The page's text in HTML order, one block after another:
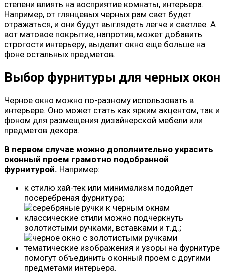
степени влиять на восприятие комнаты, интерьера.
Например, от глянцевых черных рам свет будет
отражаться, и они будут выглядеть легче и светлее. А
вот матовое покрытие, напротив, может добавить
строгости интерьеру, выделит окно еще больше на
фоне остальных предметов.
Выбор фурнитуры для черных окон
Черное окно можно по-разному использовать в
интерьере. Оно может стать как ярким акцентом, так и
фоном для размещения дизайнерской мебели или
предметов декора.
В первом случае можно дополнительно украсить
оконный проем грамотно подобранной
фурнитурой. Например:
к стилю хай-тек или минимализм подойдет
посеребреная фурнитура;
классические стили можно подчеркнуть
золотистыми ручками, вставками и т.д.;
тематические изображения и узоры на фурнитуре
помогут объединить оконный проем с другими
предметами интерьера.